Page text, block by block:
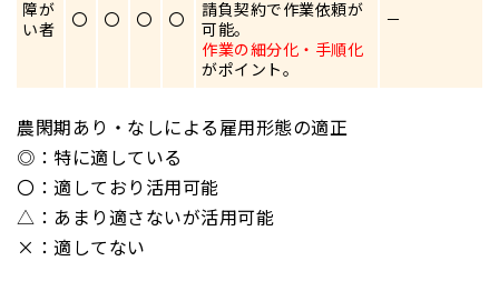
障が
い者
〇 〇 〇 〇
請負契約で作業依頼が
可能。
作業の細分化・手順化
がポイント。
－
農閑期あり・なしによる雇用形態の適正
◎：特に適している
〇：適しており活用可能
△：あまり適さないが活用可能
×：適してない